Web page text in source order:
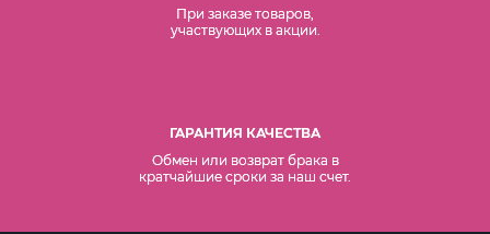
При заказе товаров,
участвующих в акции.
ГАРАНТИЯ КАЧЕСТВА
Обмен или возврат брака в
кратчайшие сроки за наш счет.